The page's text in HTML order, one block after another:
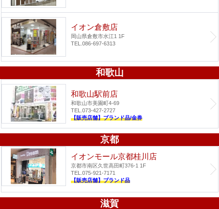
イオン倉敷店
岡山県倉敷市水江1 1F
TEL.086-697-6313
和歌山
和歌山駅前店
和歌山市美園町4-69
TEL.073-427-2727
【販売店舗】ブランド品/金券
京都
イオンモール京都桂川店
京都市南区久世高田町376-1 1F
TEL.075-921-7171
【販売店舗】ブランド品
滋賀